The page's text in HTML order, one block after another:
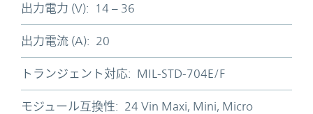
出力電力 (V): 14 – 36
出力電流 (A): 20
トランジェント対応: MIL-STD-704E/F
モジュール互換性: 24 Vin Maxi, Mini, Micro